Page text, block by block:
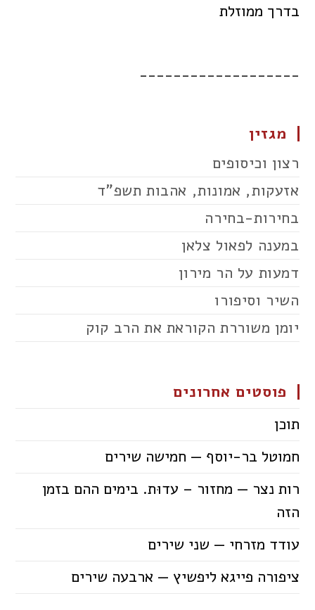
בדרך ממוזלת
___________________
מגזין
רצון וכיסופים
אזעקות, אמונות, אהבות תשפ"ד
בחירות-בחירה
במענה לפאול צלאן
דמעות על הר מירון
השיר וסיפורו
יומן משוררת הקוראת את הרב קוק
פוסטים אחרונים
תוכן
חמוטל בר-יוסף — חמישה שירים
רות נצר — מחזור – עדוּת. בימים ההם בזמן
הזה
עודד מזרחי — שני שירים
ציפורה פייגא ליפשיץ — ארבעה שירים